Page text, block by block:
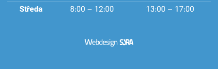
Středa
8:00 – 12:00 13:00 – 17:00